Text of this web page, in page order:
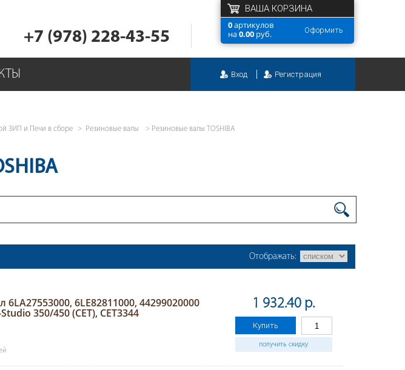
+7 (978) 228-43-55 Оформить
ВАША КОРЗИНА
0артикулов
на0.00 руб.
Вход Регистрация
ЗИП и Печи в сборе Резиновые валы Резиновые валы TOSHIBA
Отображать:
6LE82811000, 44299020000
350/450 (CET), CET3344
1 932.40 р.
Купить
получить скидку